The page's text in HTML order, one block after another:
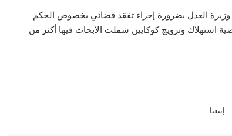
وزيرة العدل بضرورة إجراء تفقد قضائي بخصوص الحكم
استهلاك وترويج كوكايين شملت الأبحاث فيها أكثر من
إتبعنا